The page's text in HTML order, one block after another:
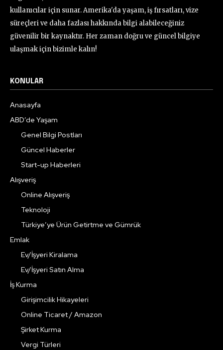
kullanıcılar için sunar. Amerika'da yaşam, iş fırsatları, vize
süreçleri ve daha fazlası hakkında bilgi alabileceğiniz
güvenilir bir kaynaktır. Her zaman doğru ve güncel bilgiye
ulaşmak için bizimle kalın!
KONULAR
Anasayfa
ABD’de Yaşam
Genel Bilgi Postları
Güncel Haberler
Start-up Haberleri
Alışveriş
Online Alışveriş
Teknoloji
Türkiye’ye Ürün Getirtme ve Gümrük
Emlak
Ev/İşyeri Kiralama
Ev/İşyeri Satın Alma
İş Kurma
Girişimcilik Hikayeleri
Online Ticaret / Amazon
Şirket Kurma
Vergi Türleri